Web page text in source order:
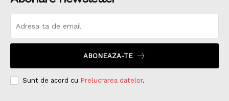
ABONEAZA-TE
Sunt de acord cu Prelucrarea datelor.